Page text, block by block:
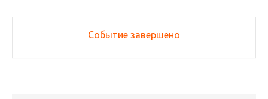
Событие завершено